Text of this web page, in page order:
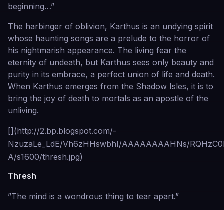
beginning…”
The harbinger of oblivion, Karthus is an undying spirit
whose haunting songs are a prelude to the horror of
his nightmarish appearance. The living fear the
eternity of undeath, but Karthus sees only beauty and
purity in its embrace, a perfect union of life and death.
When Karthus emerges from the Shadow Isles, it is to
bring the joy of death to mortals as an apostle of the
unliving.
[](http://2.bp.blogspot.com/-
NzuzaLe_LdE/Vh6zHHswbhI/AAAAAAAAHNs/
A/s1600/thresh.jpg)
Thresh
”The mind is a wondrous thing to tear apart.”